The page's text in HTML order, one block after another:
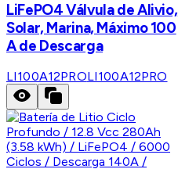
LiFePO4 Válvula de Alivio,
Solar, Marina, Máximo 100
A de Descarga
LI100A12PROLI100A12PRO